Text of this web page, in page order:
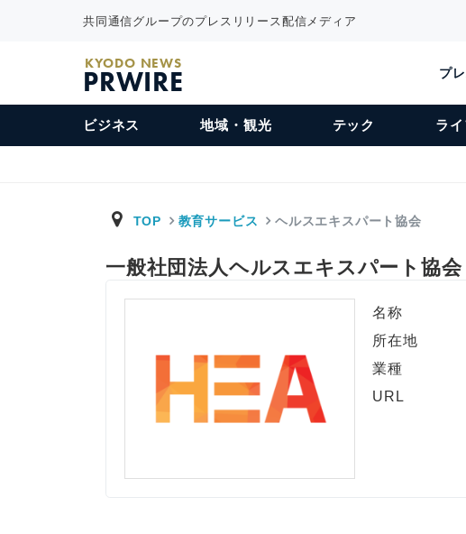
共同通信グループのプレスリリース配信メディア
KYODO NEWS
PRWIRE プ
ビジネス 地域・観光 テック ラ
TOP 教育サービス ヘルスエキスパート協会
一般社団法人ヘルスエキスパート協会
名称
所在地
業種
URL